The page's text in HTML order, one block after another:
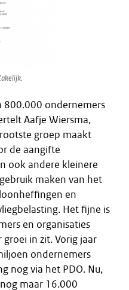
800.000 ondernemers
Aafje Wiersma,
groep maakt
de aangifte
ook andere kleinere
maken van het
en
Het fijne is
en organisaties
in zit. Vorig jaar
ondernemers
nog via het PDO. Nu,
maar 16.000